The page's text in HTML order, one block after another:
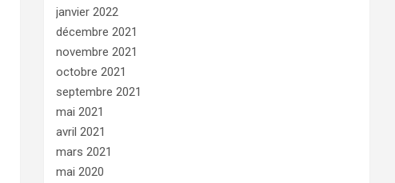
janvier 2022
décembre 2021
novembre 2021
octobre 2021
septembre 2021
mai 2021
avril 2021
mars 2021
mai 2020